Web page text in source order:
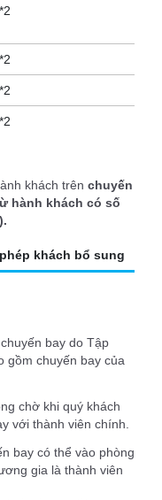
khách trên chuyến
hành khách có số
khách bổ sung
bay do Tập
gồm chuyến bay của
chờ khi quý khách
với thành viên chính.
bay có thể vào phòng
gia là thành viên